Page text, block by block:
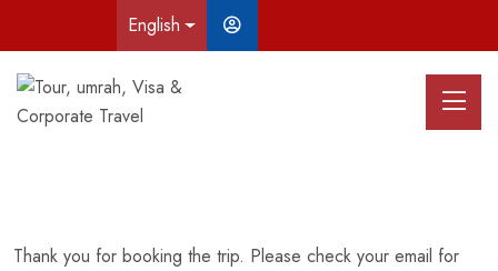
English
Thank you for booking the trip. Please check your email for